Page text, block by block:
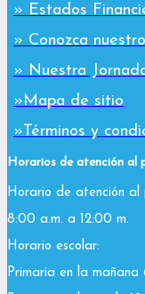
» Estados
» Conozca
» Nuestra
»Mapa de sitio
»Términos y
Horarios de atención al
Horario de atención
8:00 a.m. a 12:00 m.
Horario escolar:
Primaria en la mañana